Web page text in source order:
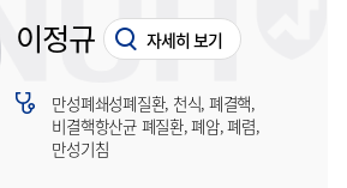
이정규 자세히 보기
만성폐쇄성폐질환, 천식, 폐결핵,
비결핵항산균 폐질환, 폐암, 폐렴,
만성기침